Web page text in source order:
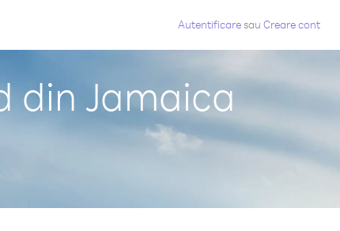
Autentificaresau Creare cont
din Jamaica